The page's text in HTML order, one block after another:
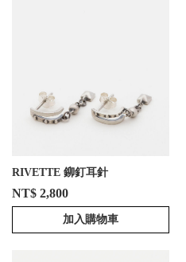
RIVETTE 鉚釘耳針
NT$ 2,800
加入購物車